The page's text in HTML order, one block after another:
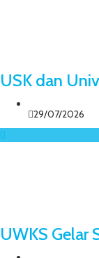
USK dan
29/07/2026
UWKS Gelar